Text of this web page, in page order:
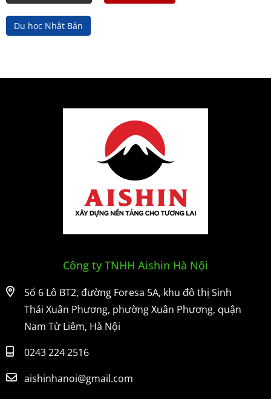
Du học Nhật Bản
Công ty TNHH Aishin Hà Nội
Số 6 Lô BT2, đường Foresa 5A, khu đô thị Sinh
Thái Xuân Phương, phường Xuân Phương, quận
Nam Từ Liêm, Hà Nội
0243 224 2516
aishinhanoi@gmail.com